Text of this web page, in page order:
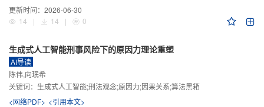
更新时间： 2026-06-30
14
| 14 | 0
生成式人工智能刑事风险下的原因力理论重塑
AI导读
陈伟,向珉希
关键词： 生成式人工智能;刑法观念;原因力;因果关系;算法黑箱
<网络PDF> <引用本文>